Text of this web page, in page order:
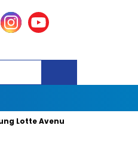
Kronologi, Saksi Mata,